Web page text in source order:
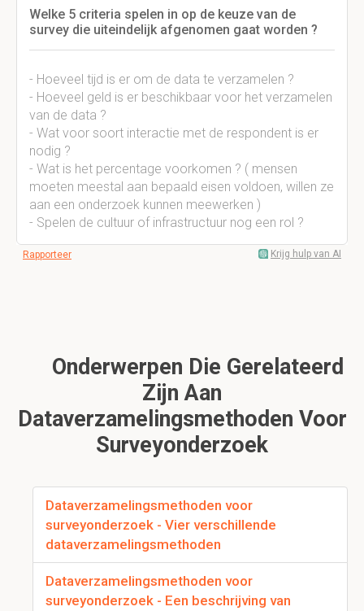
Welke 5 criteria spelen in op de keuze van de
survey die uiteindelijk afgenomen gaat worden ?
- Hoeveel tijd is er om de data te verzamelen ?
- Hoeveel geld is er beschikbaar voor het verzamelen
van de data ?
- Wat voor soort interactie met de respondent is er
nodig ?
- Wat is het percentage voorkomen ? ( mensen
moeten meestal aan bepaald eisen voldoen, willen ze
aan een onderzoek kunnen meewerken )
- Spelen de cultuur of infrastructuur nog een rol ?
Rapporteer Krijg hulp van AI
Onderwerpen Die Gerelateerd
Zijn Aan
Dataverzamelingsmethoden Voor
Surveyonderzoek
Dataverzamelingsmethoden voor
surveyonderzoek - Vier verschillende
dataverzamelingsmethoden
Dataverzamelingsmethoden voor
surveyonderzoek - Een beschrijving van